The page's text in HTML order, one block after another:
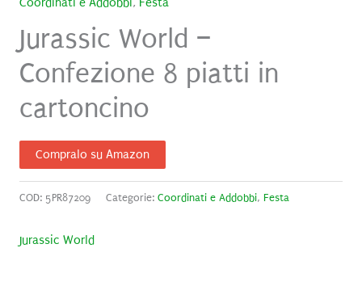
Coordinati e Addobbi, Festa
Jurassic World –
Confezione 8 piatti in
cartoncino
Compralo su Amazon
COD: 5PR87209 Categorie: Coordinati e Addobbi, Festa
Jurassic World